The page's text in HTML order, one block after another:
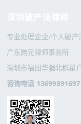
专业处理企业/个人破产
广东跨元律师事务所
深圳市福田华强北群星
咨询电话 13699891697